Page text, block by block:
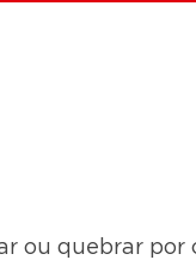
ou quebrar